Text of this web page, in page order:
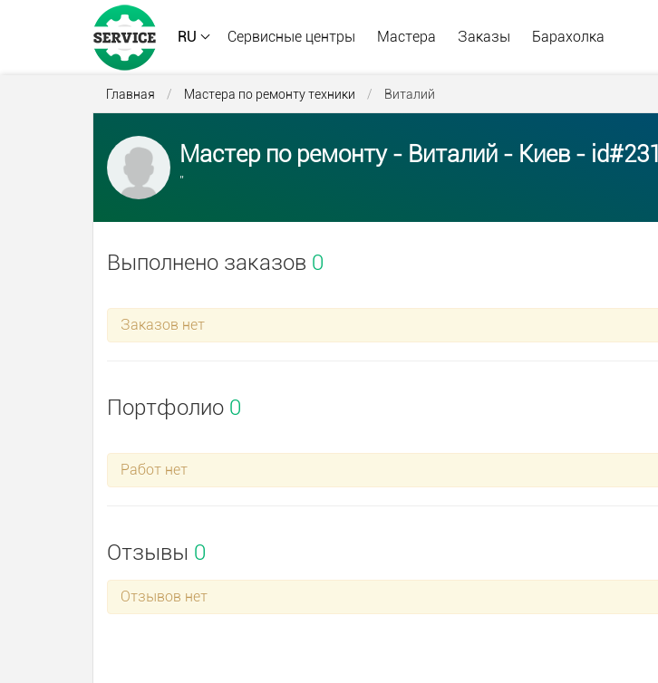
RU Сервисные центры Мастера Заказы Барахолка
Главная / Мастера по ремонту техники / Виталий
Мастер по ремонту - Виталий - Киев - id#231
''
Выполнено заказов 0
Заказов нет
Портфолио 0
Работ нет
Отзывы 0
Отзывов нет